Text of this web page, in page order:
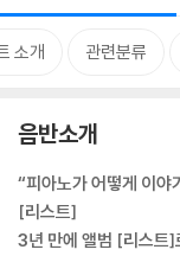
소개 관련분류
음반소개
“피아노가 어떻게 이야
[리스트]
3년 만에 앨범 [리스트]